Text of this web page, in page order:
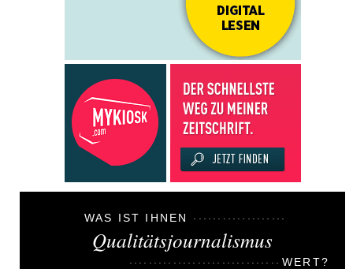
WAS IST IHNEN
Qualitätsjournalismus
WERT?